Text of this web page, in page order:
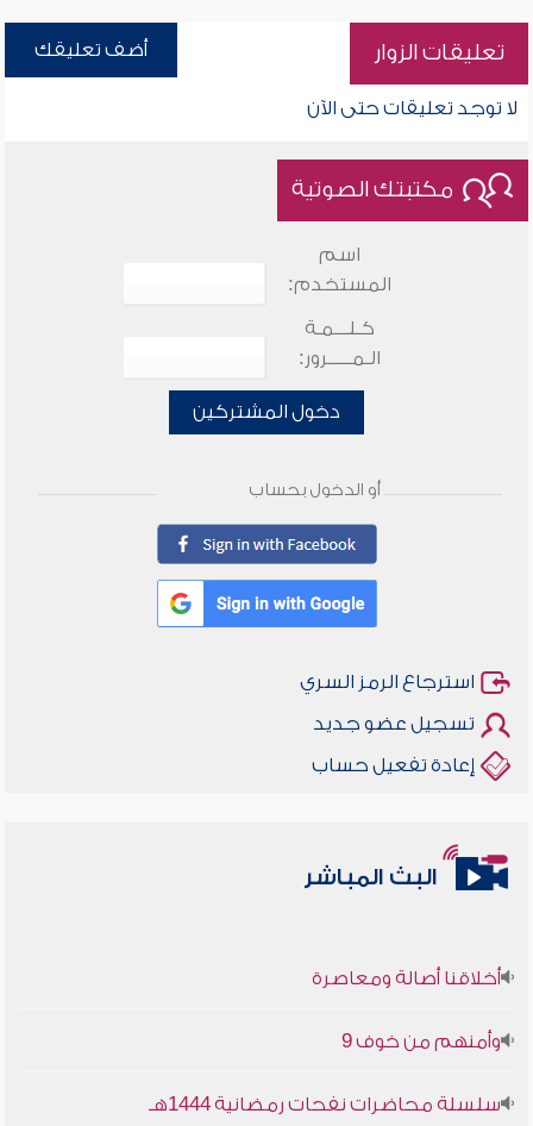
تعليقات الزوار أضف تعليقك
لا توجد تعليقات حتى الآن
مكتبتك الصوتية
اسم
المستخدم:
كـلـــمـة
الـمـــــرور:
دخول المشتركين
أو الدخول بحساب
استرجاع الرمز السري
تسجيل عضو جديد
إعادة تفعيل حساب
البث المباشر
أخلاقنا أصالة ومعاصرة
وأمنهم من خوف 9
سلسلة محاضرات نفحات رمضانية 1444هـ